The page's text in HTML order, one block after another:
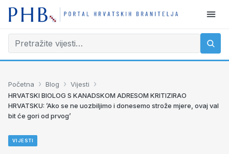
Početna › Blog › Vijesti ›
HRVATSKI BIOLOG S KANADSKOM ADRESOM KRITIZIRAO
HRVATSKU: ’Ako se ne uozbiljimo i donesemo strože mjere, ovaj val
bit će gori od prvog’
VIJESTI